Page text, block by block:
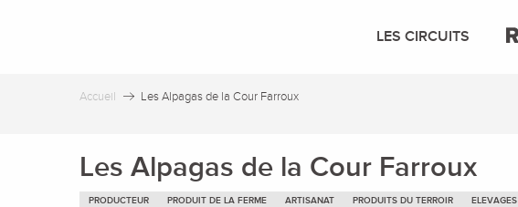
LES CIRCUITS
Accueil Les Alpagas de la Cour Farroux
Les Alpagas de la Cour Farroux
PRODUCTEUR PRODUIT DE LA FERME ARTISANAT PRODUITS DU TERROIR ELEVAGES